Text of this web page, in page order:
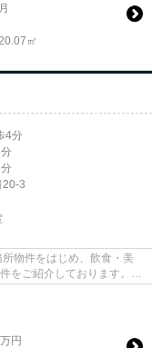
㎡
4分
20-3
物件をはじめ、飲食・美
をご紹介しております。
円